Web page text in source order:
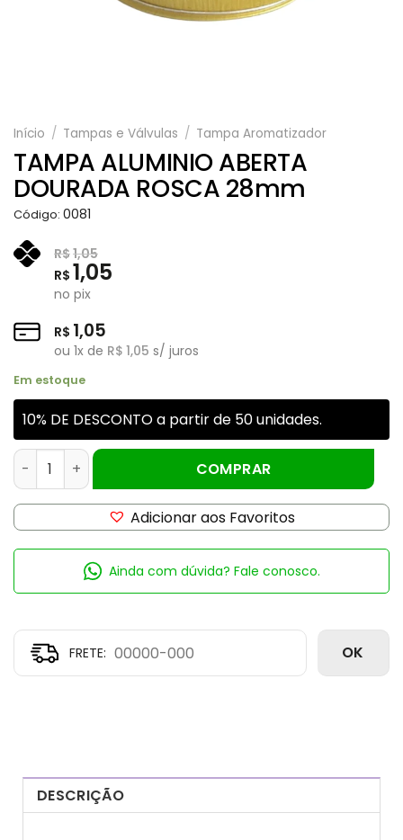
Início / Tampas e Válvulas / Tampa Aromatizador
TAMPA ALUMINIO ABERTA
DOURADA ROSCA 28mm
Código: 0081
R$1,05
R$ 1,05
no pix
R$ 1,05
ou 1x de R$ 1,05 s/ juros
Em estoque
10% DE DESCONTO a partir de 50 unidades.
TAMPA ALUMINIO ABERTA DOURADA ROSCA 28mm
COMPRAR
Adicionar aos Favoritos
Ainda com dúvida? Fale conosco.
OK
DESCRIÇÃO